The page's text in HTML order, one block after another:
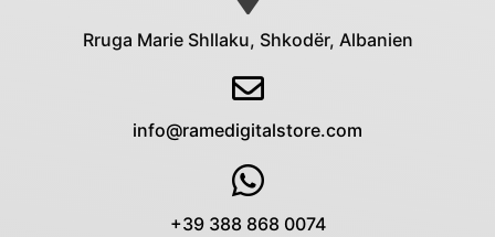
Rruga Marie Shllaku, Shkodër, Albanien
info@ramedigitalstore.com
+39 388 868 0074